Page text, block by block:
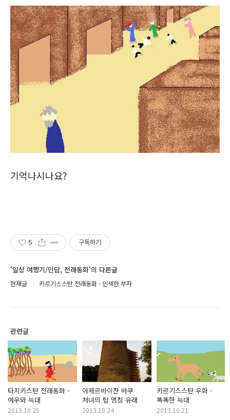
기억나시나요?
5 구독하기
'일상 여행기/민담, 전래동화'의 다른글
현재글 키르기스스탄 전래동화 - 인색한 부자
관련글
타지키스탄 전래동화 -
여우와 늑대
2013.10.25
아제르바이잔 바쿠
처녀의 탑 명칭 유래
2013.10.24
키르기스스탄 우화 -
똑똑한 늑대
2013.10.21